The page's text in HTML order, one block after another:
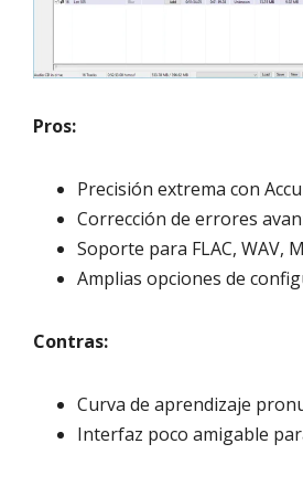
Pros:
Precisión extrema con
Corrección de errores
Soporte para FLAC, WAV,
Amplias opciones de
Contras:
Curva de aprendizaje
Interfaz poco amigable